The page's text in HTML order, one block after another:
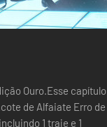
Ouro.Esse capítulo
de Alfaiate Erro de
1 traje e 1